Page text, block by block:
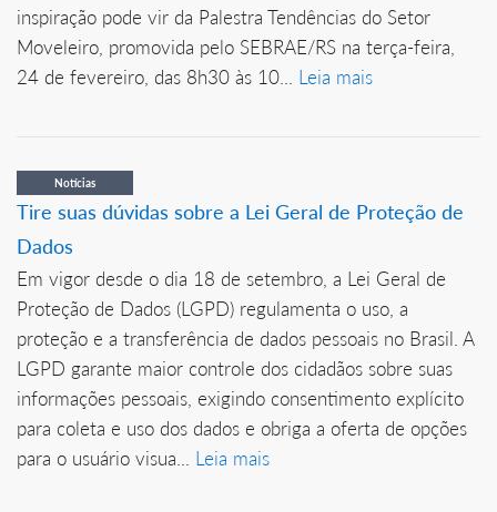
inspiração pode vir da Palestra Tendências do Setor
Moveleiro, promovida pelo SEBRAE/RS na terça-feira,
24 de fevereiro, das 8h30 às 10... Leia mais
Notícias
Tire suas dúvidas sobre a Lei Geral de Proteção de
Dados
Em vigor desde o dia 18 de setembro, a Lei Geral de
Proteção de Dados (LGPD) regulamenta o uso, a
proteção e a transferência de dados pessoais no Brasil. A
LGPD garante maior controle dos cidadãos sobre suas
informações pessoais, exigindo consentimento explícito
para coleta e uso dos dados e obriga a oferta de opções
para o usuário visua... Leia mais